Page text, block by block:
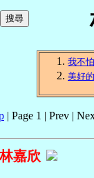
我不怕
美好
| Page 1 | Prev |
嘉欣